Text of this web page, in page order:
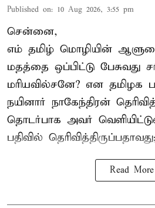
Published on: 10 Aug 2026, 3:55 pm
சென்னை,
எம் தமிழ் மொழியின்
மதத்தை ஒப்பிட்டு பேசுவது
மரியவில்சனே? என தமிழக
நயினார் நாகேந்திரன்
தொடர்பாக அவர்
பதிவில்
Read More